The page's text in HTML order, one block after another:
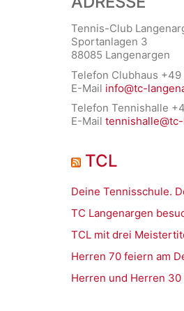
Tennis-Club
Sportanlagen 3
88085 Langenargen
Telefon Clubhaus
E-Mail info@tc-
Telefon Tennishalle
E-Mail
TCL
Deine Tennisschule.
TC Langenargen
TCL mit drei
Herren 70 feiern am
Herren und Herren